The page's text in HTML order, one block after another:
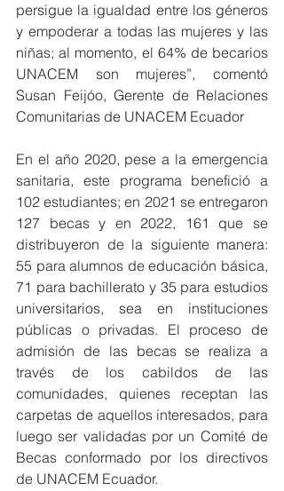
persigue la igualdad entre los géneros
y empoderar a todas las mujeres y las
niñas; al momento, el 64% de becarios
UNACEM son mujeres”, comentó
Susan Feijóo, Gerente de Relaciones
Comunitarias de UNACEM Ecuador
En el año 2020, pese a la emergencia
sanitaria, este programa benefició a
102 estudiantes; en 2021 se entregaron
127 becas y en 2022, 161 que se
distribuyeron de la siguiente manera:
55 para alumnos de educación básica,
71 para bachillerato y 35 para estudios
universitarios, sea en instituciones
públicas o privadas. El proceso de
admisión de las becas se realiza a
través de los cabildos de las
comunidades, quienes receptan las
carpetas de aquellos interesados, para
luego ser validadas por un Comité de
Becas conformado por los directivos
de UNACEM Ecuador.